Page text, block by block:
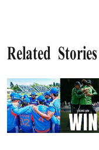
Related Stories